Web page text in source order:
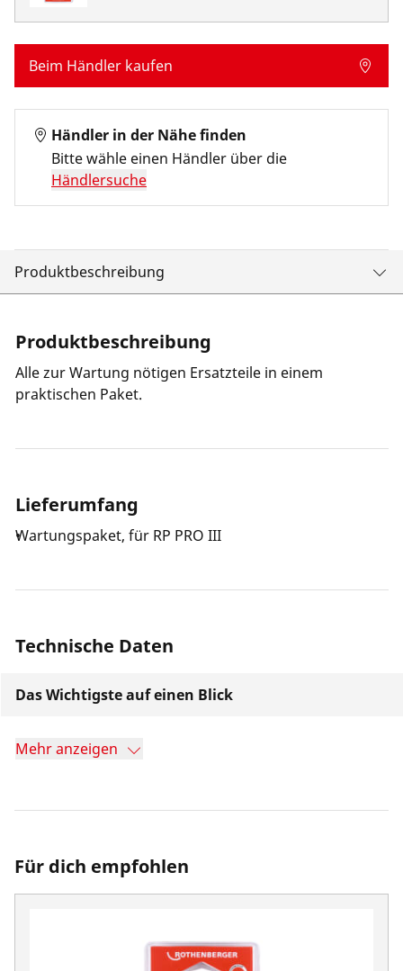
Beim Händler kaufen
Händler in der Nähe finden
Bitte wähle einen Händler über die
Händlersuche
Produktbeschreibung
Produktbeschreibung
Alle zur Wartung nötigen Ersatzteile in einem
praktischen Paket.
Lieferumfang
Wartungspaket, für RP PRO III
Technische Daten
Das Wichtigste auf einen Blick
Mehr anzeigen
Für dich empfohlen